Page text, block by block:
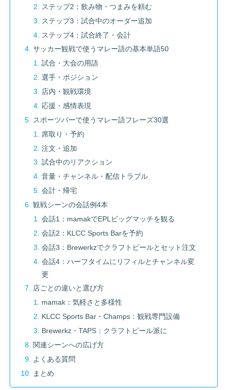
ステップ2：飲み物・つまみを頼む
ステップ3：試合中のオーダー追加
ステップ4：試合終了・会計
サッカー観戦で使うマレー語の基本単語50
試合・大会の用語
選手・ポジション
店内・観戦環境
応援・感情表現
スポーツバーで使うマレー語フレーズ30選
席取り・予約
注文・追加
試合中のリアクション
音量・チャンネル・配信トラブル
会計・帰宅
観戦シーンの会話例4本
会話1：mamakでEPLビッグマッチを観る
会話2：KLCC Sports Barを予約
会話3：Brewerkzでクラフトビールとセット注文
会話4：ハーフタイムにリフィルとチャンネル変
更
店ごとの違いと選び方
mamak：気軽さと多様性
KLCC Sports Bar・Champs：観戦専門設備
Brewerkz・TAPS：クラフトビール派に
関連シーンへの広げ方
よくある質問
まとめ